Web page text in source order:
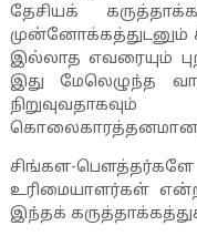
தேசியக்
இல்லாத எவரையும்
இது மேலெழுந்த
சிங்கள-
உரிமையாளர்கள் என்ற
இந்தக்